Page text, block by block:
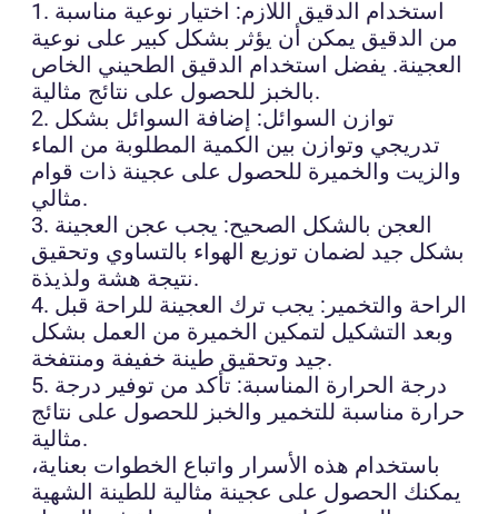
1. استخدام الدقيق اللازم: اختيار نوعية مناسبة
من الدقيق يمكن أن يؤثر بشكل كبير على نوعية
العجينة. يفضل استخدام الدقيق الطحيني الخاص
بالخبز للحصول على نتائج مثالية.
2. توازن السوائل: إضافة السوائل بشكل
تدريجي وتوازن بين الكمية المطلوبة من الماء
والزيت والخميرة للحصول على عجينة ذات قوام
مثالي.
3. العجن بالشكل الصحيح: يجب عجن العجينة
بشكل جيد لضمان توزيع الهواء بالتساوي وتحقيق
نتيجة هشة ولذيذة.
4. الراحة والتخمير: يجب ترك العجينة للراحة قبل
وبعد التشكيل لتمكين الخميرة من العمل بشكل
جيد وتحقيق طينة خفيفة ومنتفخة.
5. درجة الحرارة المناسبة: تأكد من توفير درجة
حرارة مناسبة للتخمير والخبز للحصول على نتائج
مثالية.
باستخدام هذه الأسرار واتباع الخطوات بعناية،
يمكنك الحصول على عجينة مثالية للطينة الشهية